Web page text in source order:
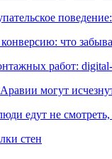
что
работ:
могут
едут не
стен